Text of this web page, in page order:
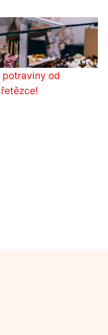
potraviny od